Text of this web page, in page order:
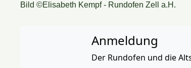
Bild ©Elisabeth Kempf - Rundofen Zell a.H.